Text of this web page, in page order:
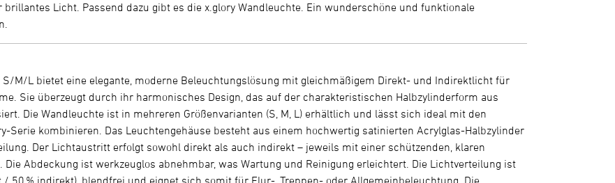
Licht. Passend dazu gibt es die x.glory Wandleuchte. Ein wunderschöne und funktionale
S/M/L bietet eine elegante, moderne Beleuchtungslösung mit gleichmäßigem Direkt- und Indirektlicht für
Sie überzeugt durch ihr harmonisches Design, das auf der charakteristischen Halbzylinderform aus
Die Wandleuchte ist in mehreren Größenvarianten (S, M, L) erhältlich und lässt sich ideal mit den
Serie kombinieren. Das Leuchtengehäuse besteht aus einem hochwertig satinierten Acrylglas-Halbzylinder
Der Lichtaustritt erfolgt sowohl direkt als auch indirekt – jeweils mit einer schützenden, klaren
Die Abdeckung ist werkzeuglos abnehmbar, was Wartung und Reinigung erleichtert. Die Lichtverteilung ist
/ 50 % indirekt), blendfrei und eignet sich somit für Flur-, Treppen- oder Allgemeinbeleuchtung. Die